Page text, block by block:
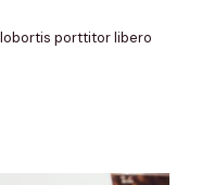
porttitor libero